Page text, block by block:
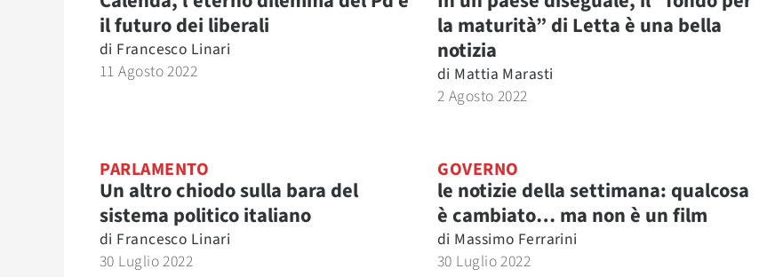
il futuro dei liberali
di Francesco Linari
11 Agosto 2022
la maturità” di Letta è una bella
notizia
di Mattia Marasti
2 Agosto 2022
PARLAMENTO
Un altro chiodo sulla bara del
sistema politico italiano
di Francesco Linari
30 Luglio 2022
GOVERNO
le notizie della settimana: qualcosa
è cambiato… ma non è un film
di Massimo Ferrarini
30 Luglio 2022